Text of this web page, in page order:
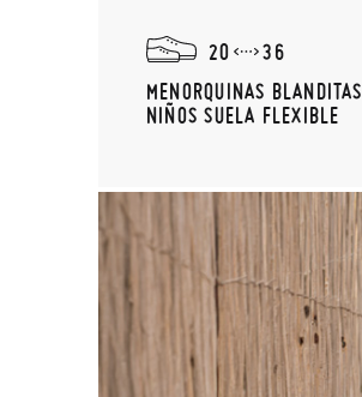
20
36
MENORQUINAS BLANDITAS
NIÑOS SUELA FLEXIBLE